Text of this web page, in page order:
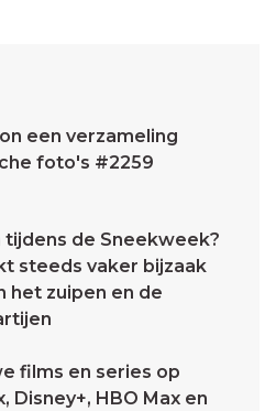
een verzameling
foto's #2259
tijdens de Sneekweek?
steeds vaker bijzaak
het zuipen en de
films en series op
Disney+, HBO Max en